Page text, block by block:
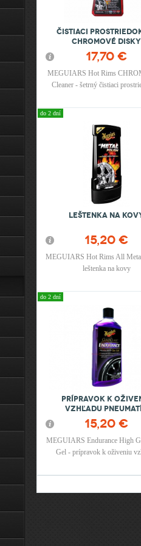
Čistiaci
chromové disky
17,70 €
MEGUIARS Hot Rims
Cleaner - šetrný čistiaci
do 2 dní
Leštenka na
15,20 €
MEGUIARS Hot Rims All
leštenka na kovy
do 2 dní
Prípravok k
vzhľadu
15,20 €
MEGUIARS Endurance High
Gel - prípravok k oživeniu